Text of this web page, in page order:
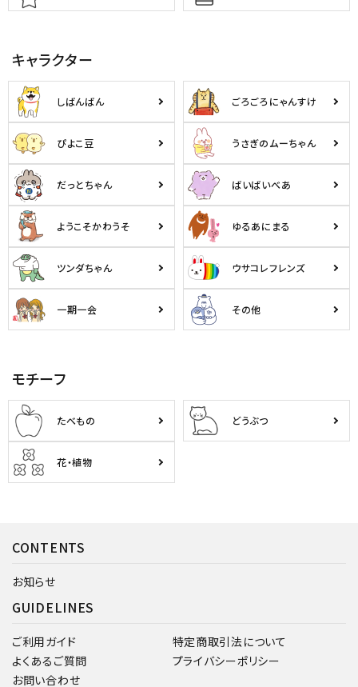
キャラクター
しばんばん ごろごろにゃんすけ
ぴよこ豆 うさぎのムーちゃん
だっとちゃん ばいばいべあ
ようこそかわうそ ゆるあにまる
ツンダちゃん ウサコレフレンズ
一期一会 その他
モチーフ
たべもの どうぶつ
花・植物
CONTENTS
お知らせ
GUIDELINES
ご利用ガイド
よくあるご質問
お問い合わせ
特定商取引法について
プライバシーポリシー